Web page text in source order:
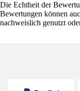
Die Echtheit der
Bewertungen können
nachweislich genutzt